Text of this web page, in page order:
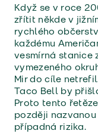
Když se v roce
zřítit někde v
rychlého
každému
vesmírná stanice
vymezeného
Mir do cíle
Taco Bell by
Proto tento
později
případná rizika.